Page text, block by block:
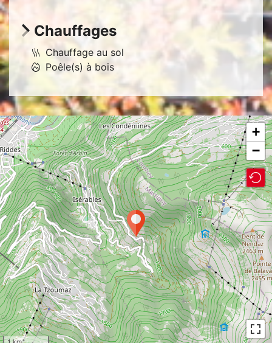
Accessibilité
Parking gratuit à proximité
Chauffages
Chauffage au sol
Poêle(s) à bois
+
−